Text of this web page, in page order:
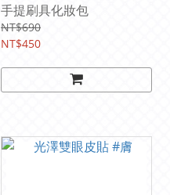
手提刷具化妝包
NT$690
NT$450